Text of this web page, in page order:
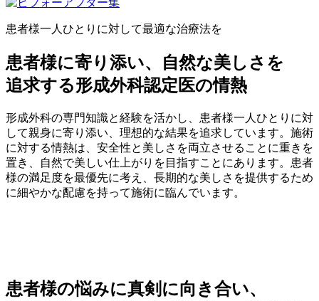
患者様一人ひとりに対して最適な治療法を
患者様に寄り添い、自然な美しさを
追求する形成外科認定医の情熱
形成外科の専門知識と経験を活かし、患者様一人ひとりに対
して親身に寄り添い、理想的な結果を追求しています。施術
に対する情熱は、安全性と美しさを両立させることに重きを
置き、自然で美しい仕上がりを目指すことにあります。患者
様の満足度を最優先に考え、長期的な美しさを提供するため
に細やかな配慮を持って施術に臨んでいます。
患者様の悩みに真剣に向き合い、